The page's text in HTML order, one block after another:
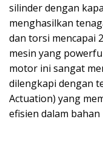
silinder dengan
menghasilkan
dan torsi mencapai
mesin yang
motor ini sangat
dilengkapi dengan
Actuation) yang
efisien dalam bahan